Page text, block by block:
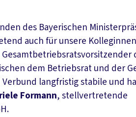
des Bayerischen
auch für unsere
dem Betriebsrat und der
langfristig stabile und
Formann, stellvertretende